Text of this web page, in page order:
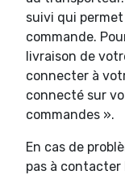
suivi qui
commande.
livraison de
connecter à
connecté sur
commandes ».
En cas de
pas à contacter